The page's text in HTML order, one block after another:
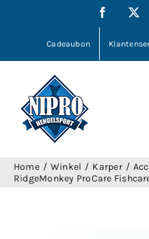
Facebook
Cadeaubon
Home Winkel Karper
RidgeMonkey ProCare